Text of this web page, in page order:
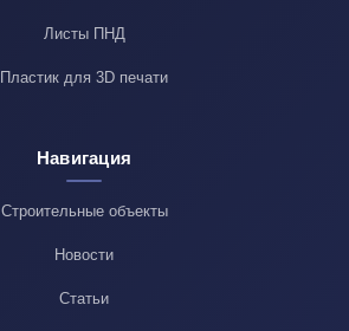
Листы ПНД
Пластик для 3D печати
Навигация
Строительные объекты
Новости
Статьи